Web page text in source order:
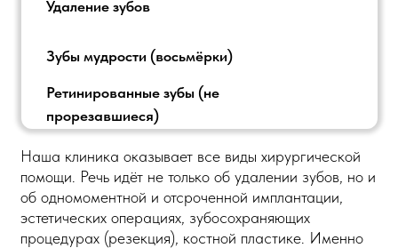
Удаление зубов
Зубы мудрости (восьмёрки)
Ретинированные зубы (не
прорезавшиеся)
Наша клиника оказывает все виды хирургической
помощи. Речь идёт не только об удалении зубов, но и
об одномоментной и отсроченной имплантации,
эстетических операциях, зубосохраняющих
процедурах (резекция), костной пластике. Именно